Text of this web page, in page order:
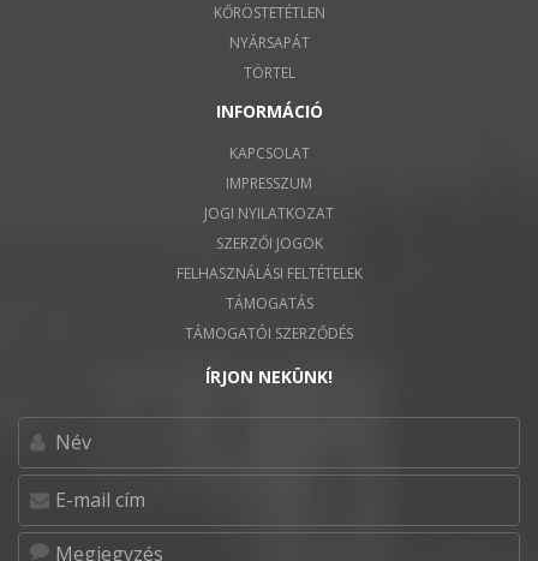
KŐRÖSTETÉTLEN
NYÁRSAPÁT
TÖRTEL
INFORMÁCIÓ
KAPCSOLAT
IMPRESSZUM
JOGI NYILATKOZAT
SZERZŐI JOGOK
FELHASZNÁLÁSI FELTÉTELEK
TÁMOGATÁS
TÁMOGATÓI SZERZŐDÉS
ÍRJON NEKÜNK!